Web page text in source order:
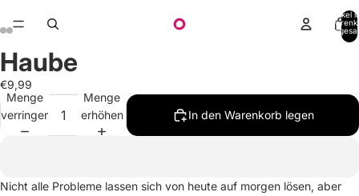
Artikel
Haube
€9,99
Menge
verringern
Menge
erhöhen
In den Warenkorb legen
Nicht alle Probleme lassen sich von heute auf morgen lösen, aber